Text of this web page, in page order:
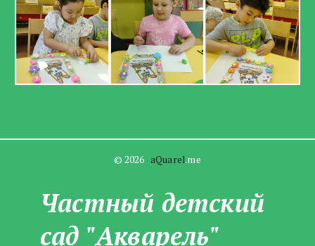
© 2026 aQuarel.me
Частны­­й детский
сад "Акварель"